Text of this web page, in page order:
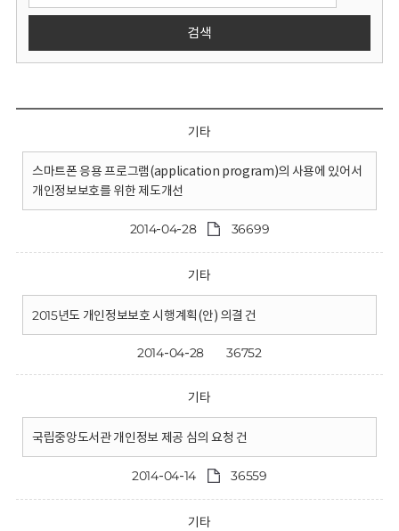
검색
기타
스마트폰 응용 프로그램(application program)의 사용에 있어서
개인정보보호를 위한 제도개선
2014-04-28 36699
기타
2015년도 개인정보보호 시행계획(안) 의결 건
2014-04-28 36752
기타
국립중앙도서관 개인정보 제공 심의 요청 건
2014-04-14 36559
기타